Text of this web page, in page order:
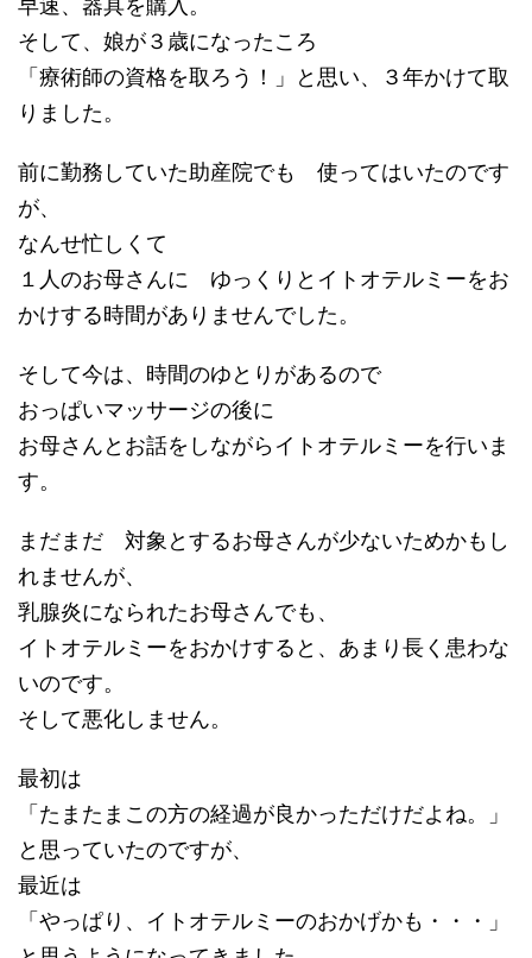
早速、器具を購入。
そして、娘が３歳になったころ
「療術師の資格を取ろう！」と思い、３年かけて取
りました。
前に勤務していた助産院でも 使ってはいたのです
が、
なんせ忙しくて
１人のお母さんに ゆっくりとイトオテルミーをお
かけする時間がありませんでした。
そして今は、時間のゆとりがあるので
おっぱいマッサージの後に
お母さんとお話をしながらイトオテルミーを行いま
す。
まだまだ 対象とするお母さんが少ないためかもし
れませんが、
乳腺炎になられたお母さんでも、
イトオテルミーをおかけすると、あまり長く患わな
いのです。
そして悪化しません。
最初は
「たまたまこの方の経過が良かっただけだよね。」
と思っていたのですが、
最近は
「やっぱり、イトオテルミーのおかげかも・・・」